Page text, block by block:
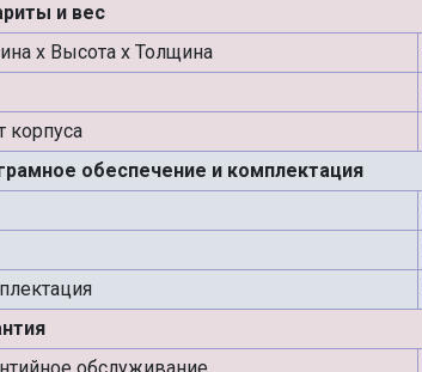
и вес
х Высота х Толщина
корпуса
обеспечение и комплектация